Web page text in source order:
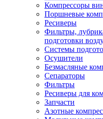
Компрессоры
Поршневые
Ресиверы
Фильтры,
подготовки
Системы
Осушители
Безмасляные
Сепараторы
Фильтры
Ресиверы для
Запчасти
Азотные